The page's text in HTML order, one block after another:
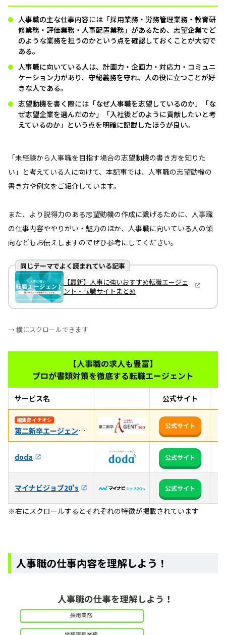
人事職の主な仕事内容には「採用業務・労務管理業務・教育研
修業務・評価業務・人事配置業務」があるため、志望企業でど
のような業務を担うのかという点を確認しておくことが大切で
ある。
人事職に向いている人は、計画力・企画力・対応力・コミュニ
ケーション力があり、守秘義務を守れ、人の役に立つことが好
きな人である。
志望動機を書く際には「なぜ人事職を志望しているのか」「な
ぜ志望企業を選んだのか」「入社後どのように貢献したいと考
えているのか」という点を明確に記載したほうが良い。
「未経験から人事職を目指す場合の志望動機の書き方を知りた
い」と考えている人に向けて、本記事では、人事職の志望動機の
書き方や例文をご紹介しています。
また、より説得力のある志望動機の作成に繋げるために、人事職
の仕事内容ややりがい・魅力のほか、人事職に向いている人の傾
向などもお伝えしますのでぜひ参考にしてください。
同じテーマでよく読まれている記事
【最新】人事に強いおすすめ転職エージェ
ント・転職サイトまとめ
→ 横にスクロールできます
【人事職の求人も豊富】
プロが書類対策を徹底する転職エージェント
サービス名 公式サイト
編集部イチオシ
第二新卒エージェントneo
公式サイト
doda 公式サイト
マイナビジョブ20's 公式サイト
※右にスクロールするとそれぞれの特徴が掲載されています
人事職の仕事内容を理解しよう！